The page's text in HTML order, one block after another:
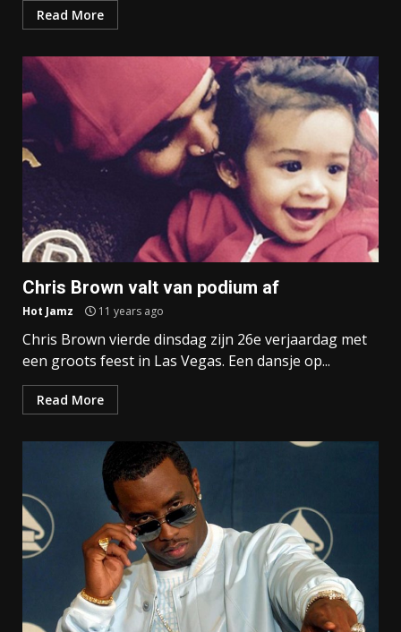
Read More
Chris Brown valt van podium af
Hot Jamz 11 years ago
Chris Brown vierde dinsdag zijn 26e verjaardag met
een groots feest in Las Vegas. Een dansje op...
Read More